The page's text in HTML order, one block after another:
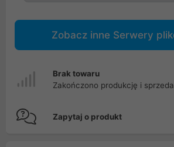
Zobacz inne Serwery
Brak towaru
Zakończono produkcję i
Zapytaj o produkt